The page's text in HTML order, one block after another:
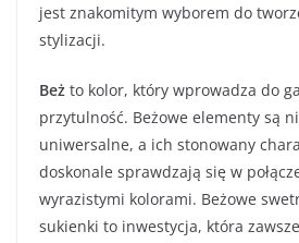
jest znakomitym wyborem do
stylizacji.
Beż to kolor, który wprowadza do
przytulność. Beżowe elementy są
uniwersalne, a ich stonowany
doskonale sprawdzają się w
wyrazistymi kolorami. Beżowe
sukienki to inwestycja, która